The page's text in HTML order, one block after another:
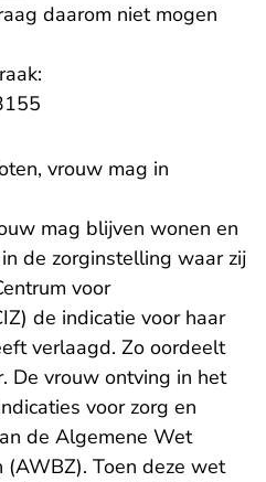
daarom niet mogen
vrouw mag in
mag blijven wonen en
de zorginstelling waar zij
voor
de indicatie voor haar
verlaagd. Zo oordeelt
De vrouw ontving in het
voor zorg en
de Algemene Wet
(AWBZ). Toen deze wet